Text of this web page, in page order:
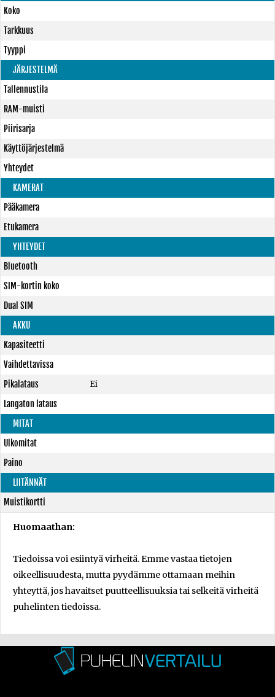
Koko
Tarkkuus
Tyyppi
JÄRJESTELMÄ
Tallennustila
RAM-muisti
Piirisarja
Käyttöjärjestelmä
Yhteydet
KAMERAT
Pääkamera
Etukamera
YHTEYDET
Bluetooth
SIM-kortin koko
Dual SIM
AKKU
Kapasiteetti
Vaihdettavissa
Pikalataus
Ei
Langaton lataus
MITAT
Ulkomitat
Paino
LIITÄNNÄT
Muistikortti
Huomaathan:
Tiedoissa voi esiintyä virheitä. Emme vastaa tietojen
oikeellisuudesta, mutta pyydämme ottamaan meihin
yhteyttä, jos havaitset puutteellisuuksia tai selkeitä virheitä
puhelinten tiedoissa.